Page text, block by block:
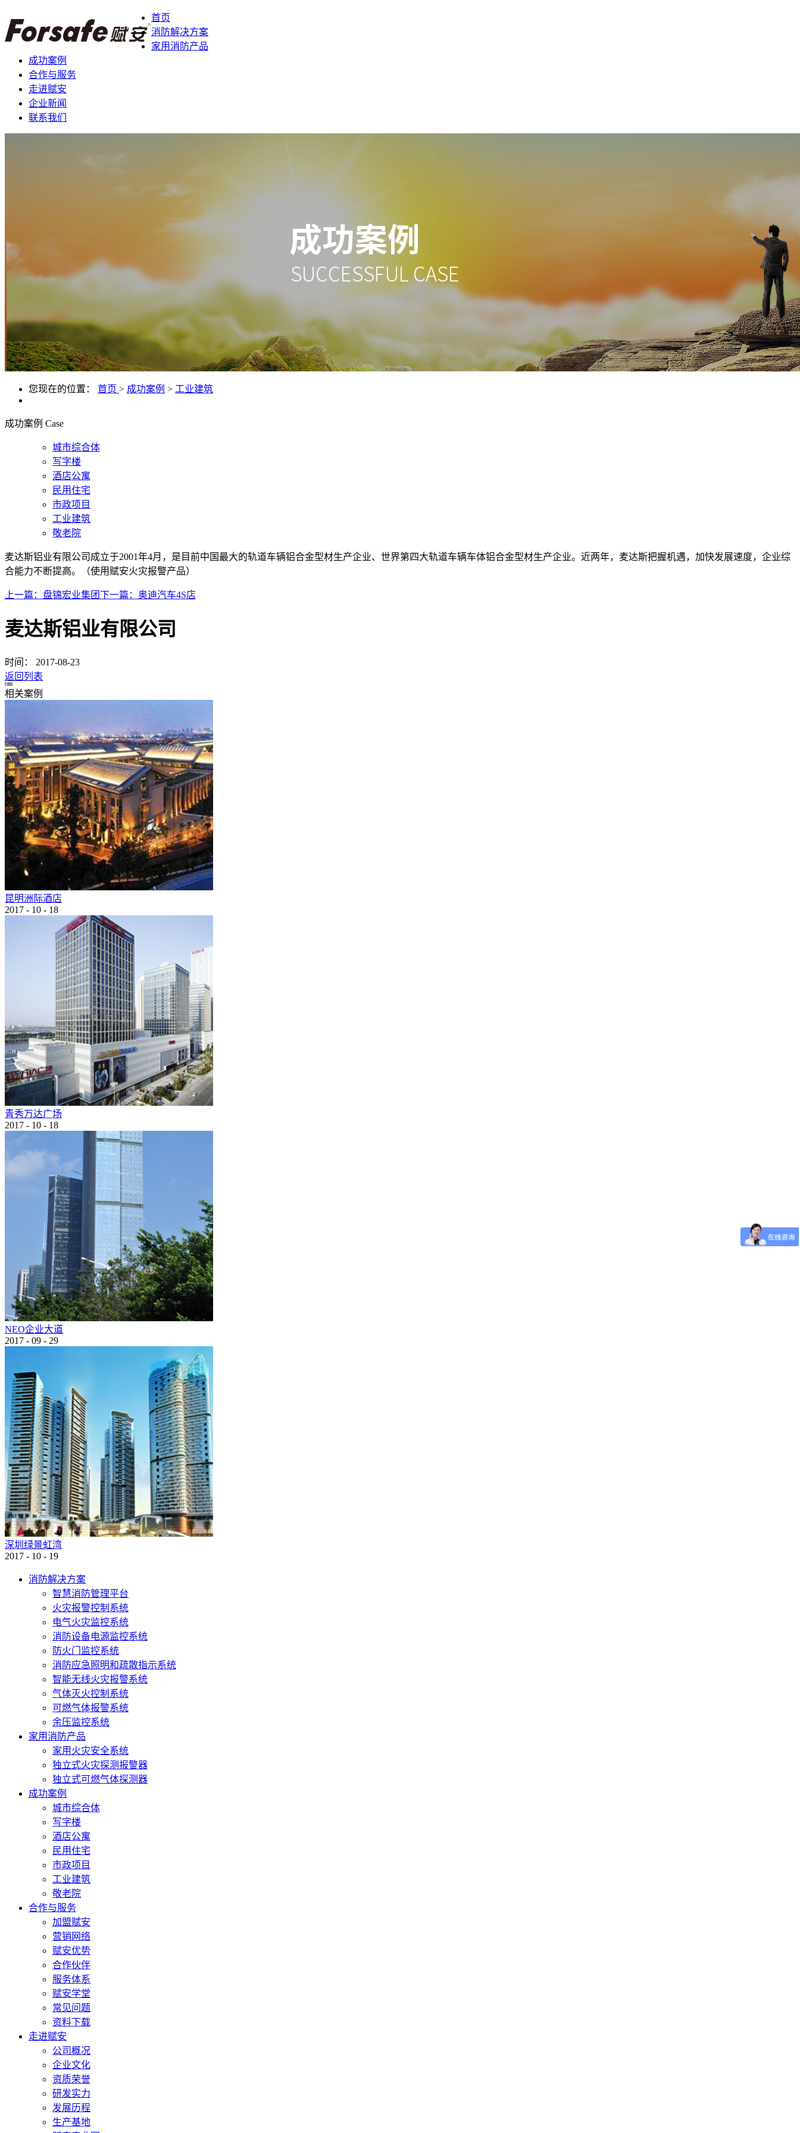
首页
消防解决方案
家用消防产品
成功案例
合作与服务
走进赋安
企业新闻
联系我们
您现在的位置： 首页 > 成功案例 > 工业建筑
成功案例 Case
城市综合体
写字楼
酒店公寓
民用住宅
市政项目
工业建筑
敬老院
麦达斯铝业有限公司成立于2001年4月，是目前中国最大的轨道车辆铝合金型材生产企业、世界第四大轨道车辆车体铝合金型材生产企业。近两年，麦达斯把握机遇，加快发展速度，企业综
合能力不断提高。（使用赋安火灾报警产品）
上一篇： 盘锦宏业集团下一篇： 奥迪汽车4S店
麦达斯铝业有限公司
时间：
2017-08-23
返回列表
相关案例
昆明洲际酒店
2017 - 10 - 18
青秀万达广场
2017 - 10 - 18
NEO企业大道
2017 - 09 - 29
深圳绿景虹湾
2017 - 10 - 19
消防解决方案
智慧消防管理平台
火灾报警控制系统
电气火灾监控系统
消防设备电源监控系统
防火门监控系统
消防应急照明和疏散指示系统
智能无线火灾报警系统
气体灭火控制系统
可燃气体报警系统
余压监控系统
家用消防产品
家用火灾安全系统
独立式火灾探测报警器
独立式可燃气体探测器
成功案例
城市综合体
写字楼
酒店公寓
民用住宅
市政项目
工业建筑
敬老院
合作与服务
加盟赋安
营销网络
赋安优势
合作伙伴
服务体系
赋安学堂
常见问题
资料下载
走进赋安
公司概况
企业文化
资质荣誉
研发实力
发展历程
生产基地